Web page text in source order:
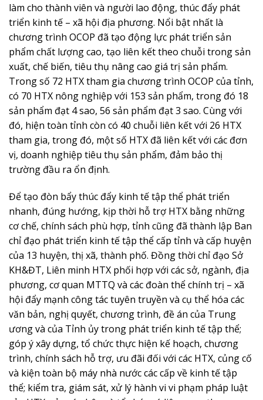
làm cho thành viên và người lao động, thúc đẩy phát
triển kinh tế – xã hội địa phương. Nổi bật nhất là
chương trình OCOP đã tạo động lực phát triển sản
phẩm chất lượng cao, tạo liên kết theo chuỗi trong sản
xuất, chế biến, tiêu thụ nâng cao giá trị sản phẩm.
Trong số 72 HTX tham gia chương trình OCOP của tỉnh,
có 70 HTX nông nghiệp với 153 sản phẩm, trong đó 18
sản phẩm đạt 4 sao, 56 sản phẩm đạt 3 sao. Cùng với
đó, hiện toàn tỉnh còn có 40 chuỗi liên kết với 26 HTX
tham gia, trong đó, một số HTX đã liên kết với các đơn
vị, doanh nghiệp tiêu thụ sản phẩm, đảm bảo thị
trường đầu ra ổn định.
Để tạo đòn bẩy thúc đẩy kinh tế tập thể phát triển
nhanh, đúng hướng, kịp thời hỗ trợ HTX bằng những
cơ chế, chính sách phù hợp, tỉnh cũng đã thành lập Ban
chỉ đạo phát triển kinh tế tập thể cấp tỉnh và cấp huyện
của 13 huyện, thị xã, thành phố. Đồng thời chỉ đạo Sở
KH&ĐT, Liên minh HTX phối hợp với các sở, ngành, địa
phương, cơ quan MTTQ và các đoàn thể chính trị – xã
hội đẩy mạnh công tác tuyên truyền và cụ thể hóa các
văn bản, nghị quyết, chương trình, đề án của Trung
ương và của Tỉnh ủy trong phát triển kinh tế tập thể;
góp ý xây dựng, tổ chức thực hiện kế hoạch, chương
trình, chính sách hỗ trợ, ưu đãi đối với các HTX, củng cố
và kiện toàn bộ máy nhà nước các cấp về kinh tế tập
thể; kiểm tra, giám sát, xử lý hành vi vi phạm pháp luật